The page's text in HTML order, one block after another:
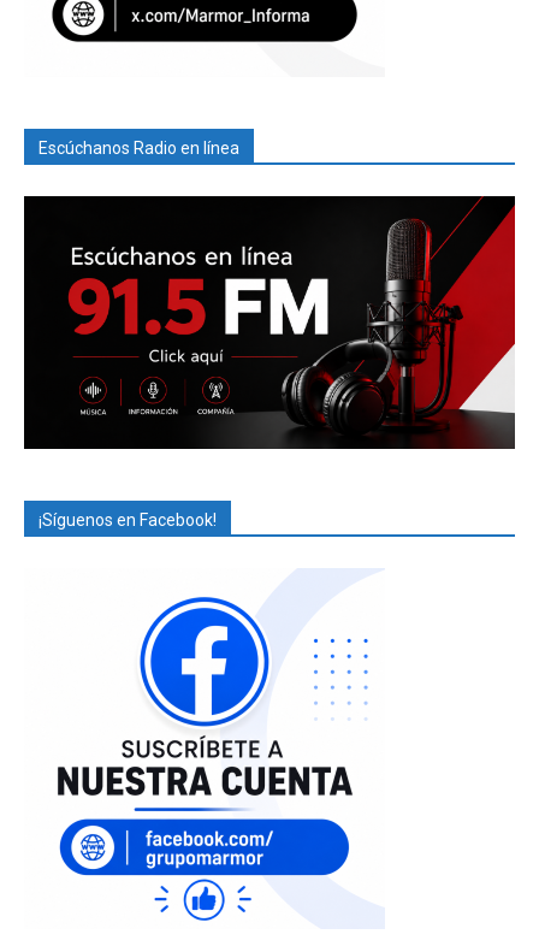
Escúchanos Radio en línea
¡Síguenos en Facebook!